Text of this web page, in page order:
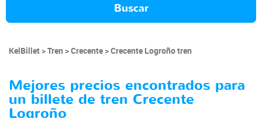
Buscar
KelBillet Tren Crecente Crecente Logroño tren
Mejores precios encontrados para
un billete de tren Crecente
Logroño